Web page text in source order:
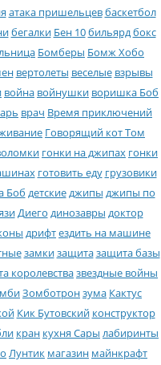
атака пришельцевбаскетбол
бегалки Бен 10бильярдбокс
Бомберы Бомж Хобо
вертолеты веселые взрывы
война войнушки воришка Боб
врач Время приключений
Говорящий кот Том
гонки на джипах гонки
готовить еду грузовики
Боб детскиеджипы джипы по
Диего динозавры доктор
дрифтездить на машине
замкизащитазащита базы
королевствазвездные войны
Зомботронзума Кактус
Кик Бутовский конструктор
кран кухня Сары лабиринты
Лунтик магазин майнкрафт